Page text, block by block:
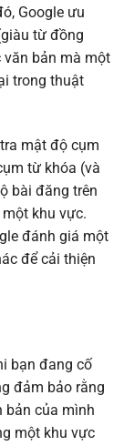
Google ưu
từ đồng
văn bản mà một
trong thuật
mật độ cụm
từ khóa (và
bài đăng trên
khu vực.
đánh giá một
để cải thiện
bạn đang cố
đảm bảo rằng
bản của mình
một khu vực